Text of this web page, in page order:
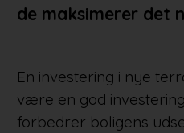
de maksimerer det
En investering i nye
være en god
forbedrer boligens